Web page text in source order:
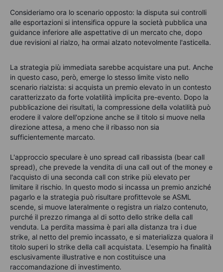
Consideriamo ora lo scenario opposto: la disputa sui controlli
alle esportazioni si intensifica oppure la società pubblica una
guidance inferiore alle aspettative di un mercato che, dopo
due revisioni al rialzo, ha ormai alzato notevolmente l'asticella.
La strategia più immediata sarebbe acquistare una put. Anche
in questo caso, però, emerge lo stesso limite visto nello
scenario rialzista: si acquista un premio elevato in un contesto
caratterizzato da forte volatilità implicita pre-evento. Dopo la
pubblicazione dei risultati, la compressione della volatilità può
erodere il valore dell'opzione anche se il titolo si muove nella
direzione attesa, a meno che il ribasso non sia
sufficientemente marcato.
L'approccio speculare è uno spread call ribassista (bear call
spread), che prevede la vendita di una call out of the money e
l'acquisto di una seconda call con strike più elevato per
limitare il rischio. In questo modo si incassa un premio anziché
pagarlo e la strategia può risultare profittevole se ASML
scende, si muove lateralmente o registra un rialzo contenuto,
purché il prezzo rimanga al di sotto dello strike della call
venduta. La perdita massima è pari alla distanza tra i due
strike, al netto del premio incassato, e si materializza qualora il
titolo superi lo strike della call acquistata. L'esempio ha finalità
esclusivamente illustrative e non costituisce una
raccomandazione di investimento.